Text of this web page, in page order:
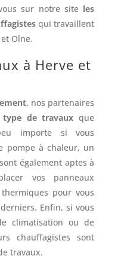
sur notre site les
qui travaillent
Olne.
à Herve et
, nos partenaires
de travaux que
importe si vous
pompe à chaleur, un
également aptes à
vos panneaux
pour vous
Enfin, si vous
climatisation ou de
chauffagistes sont
travaux.